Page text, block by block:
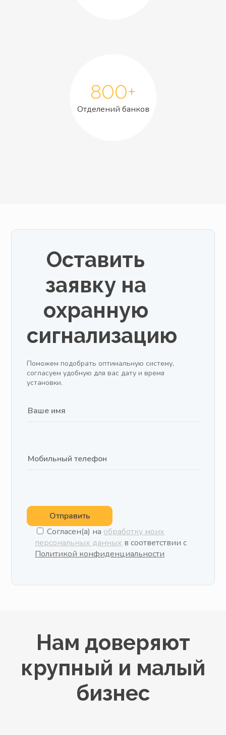
800+
Отделений банков
Оставить
заявку на
охранную
сигнализацию
Поможем подобрать оптимальную систему,
согласуем удобную для вас дату и время
установки.
Отправить
Согласен(а) на обработку моих
персональных данных в соответствии с
Политикой конфиденциальности
Нам доверяют
крупный и малый
бизнес